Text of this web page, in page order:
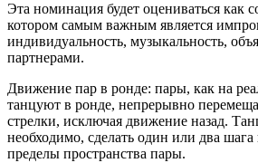
Эта номинация будет оцениваться как
котором самым важным является
индивидуальность, музыкальность,
партнерами.
Движение пар в ронде: пары, как на
танцуют в ронде, непрерывно
стрелки, исключая движение назад.
необходимо, сделать один или два шага
пределы пространства пары.